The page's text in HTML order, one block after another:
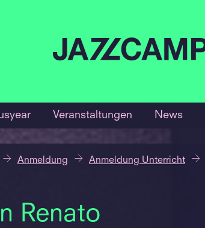
Veranstaltungen News
Anmeldung Anmeldung Unterricht
Renato